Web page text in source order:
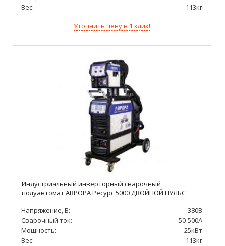
Вес:
113кг
Уточнить цену в 1 клик!
Индустриальный инверторный сварочный
полуавтомат АВРОРА Ресурс 5000 ДВОЙНОЙ ПУЛЬС
Напряжение, В:
380В
Сварочный ток:
50-500А
Мощность:
25кВт
Вес:
113кг